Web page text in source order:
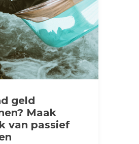
geld
Maak
van passief